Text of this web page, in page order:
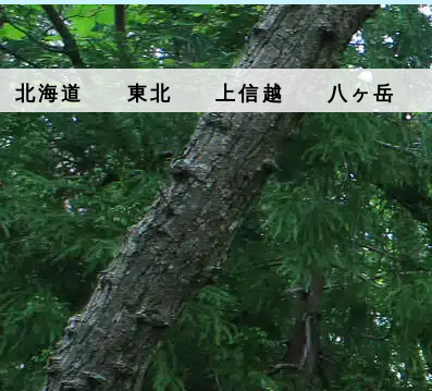
北海道 東北 上信越 八ヶ岳